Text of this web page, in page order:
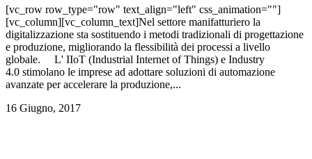
[vc_row row_type="row" text_align="left" css_animation=""]
[vc_column][vc_column_text]Nel settore manifatturiero la
digitalizzazione sta sostituendo i metodi tradizionali di progettazione
e produzione, migliorando la flessibilità dei processi a livello
globale. L' IIoT (Industrial Internet of Things) e Industry
4.0 stimolano le imprese ad adottare soluzioni di automazione
avanzate per accelerare la produzione,...
16 Giugno, 2017